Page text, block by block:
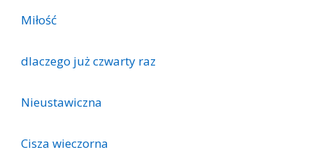
Miłość
dlaczego już czwarty raz
Nieustawiczna
Cisza wieczorna